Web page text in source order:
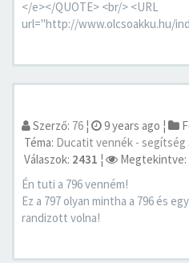
</e></QUOTE> <br/> <URL
url="http://www.olcsoakku.hu/
Szerző: 76 ¦ 9 years ago ¦
Téma: Ducatit vennék - segítség
Válaszok: 2431 ¦ Megtekintve:
Én tuti a 796 venném!
Ez a 797 olyan mintha a 796 és
randizott volna!